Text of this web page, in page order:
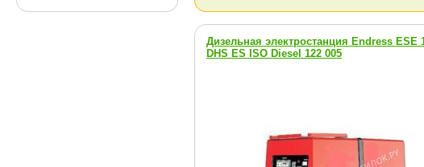
Дизельная электростанция Endress ESE
DHS ES ISO Diesel 122 005